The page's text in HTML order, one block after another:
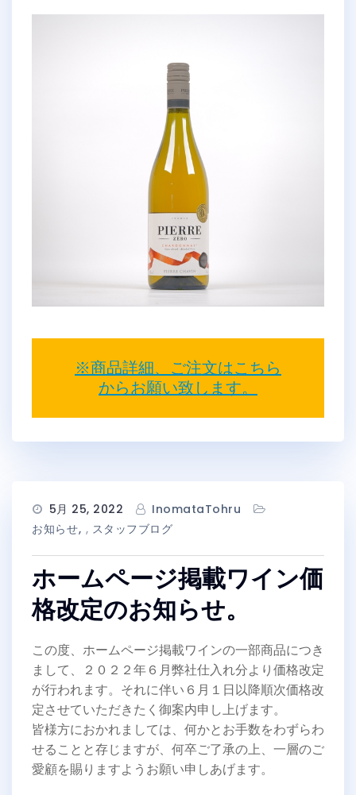
※商品詳細、ご注文はこちら
からお願い致します。
5月 25, 2022
InomataTohru
お知らせ , スタッフブログ
ホームページ掲載ワイン価
格改定のお知らせ。
この度、ホームページ掲載ワインの一部商品につき
まして、２０２２年６月弊社仕入れ分より価格改定
が行われます。それに伴い６月１日以降順次価格改
定させていただきたく御案内申し上げます。
皆様方におかれましては、何かとお手数をわずらわ
せることと存じますが、何卒ご了承の上、一層のご
愛顧を賜りますようお願い申しあげます。